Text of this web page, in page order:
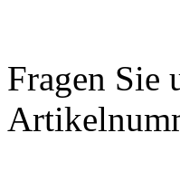
Fragen Sie